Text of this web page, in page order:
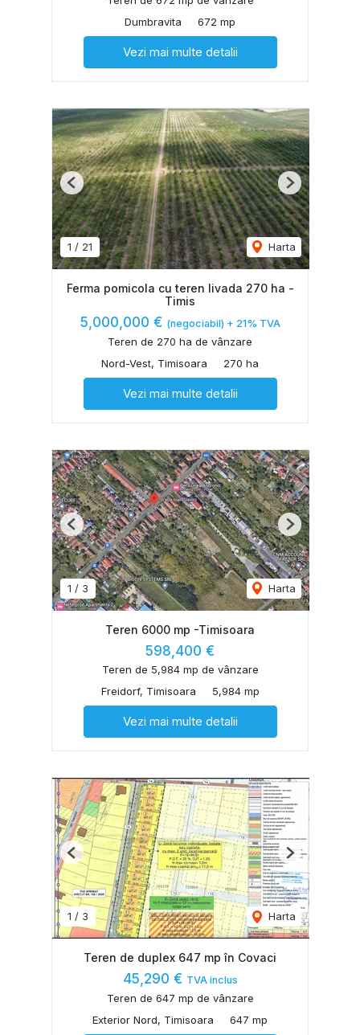
Dumbravita
672 mp
Vezi mai multe detalii
1 / 21 Harta
Previous Next
Ferma pomicola cu teren livada 270 ha -
Timis
5,000,000 € (negociabil) + 21% TVA
Teren de 270 ha de vânzare
Nord-Vest, Timisoara
270 ha
Vezi mai multe detalii
1 / 3 Harta
Previous Next
Teren 6000 mp -Timisoara
598,400 €
Teren de 5,984 mp de vânzare
Freidorf, Timisoara
5,984 mp
Vezi mai multe detalii
1 / 3 Harta
Previous Next
Teren de duplex 647 mp în Covaci
45,290 € TVA inclus
Teren de 647 mp de vânzare
Exterior Nord, Timisoara
647 mp